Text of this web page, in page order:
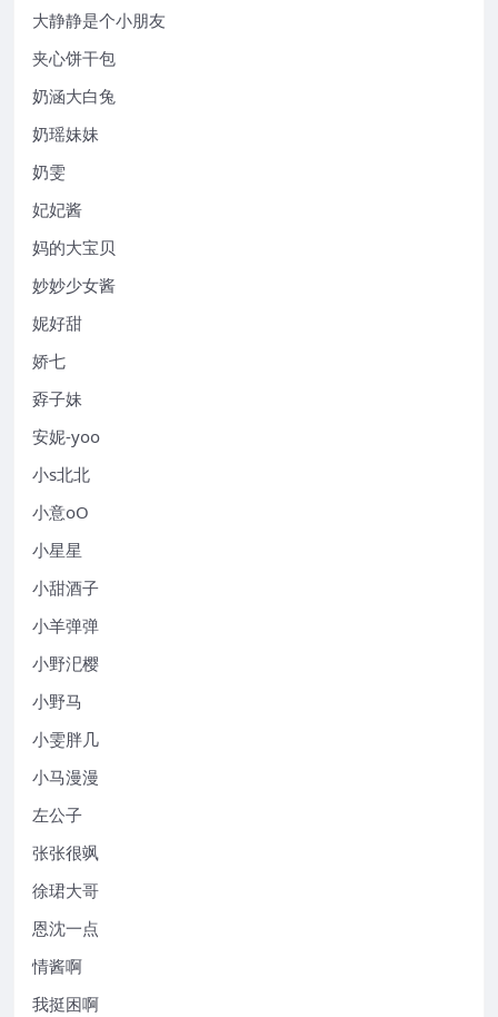
大静静是个小朋友
夹心饼干包
奶涵大白兔
奶瑶妹妹
奶雯
妃妃酱
妈的大宝贝
妙妙少女酱
妮好甜
娇七
孬子妹
安妮-yoo
小s北北
小意oO
小星星
小甜酒子
小羊弹弹
小野汜樱
小野马
小雯胖几
小马漫漫
左公子
张张很飒
徐珺大哥
恩沈一点
情酱啊
我挺困啊